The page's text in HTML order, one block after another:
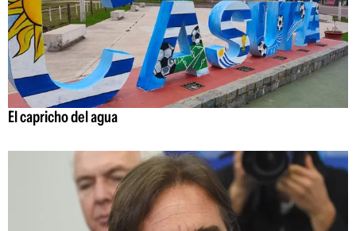
El capricho del agua